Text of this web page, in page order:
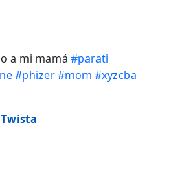
a mi mamá#parati
#phizer#mom #xyzcba